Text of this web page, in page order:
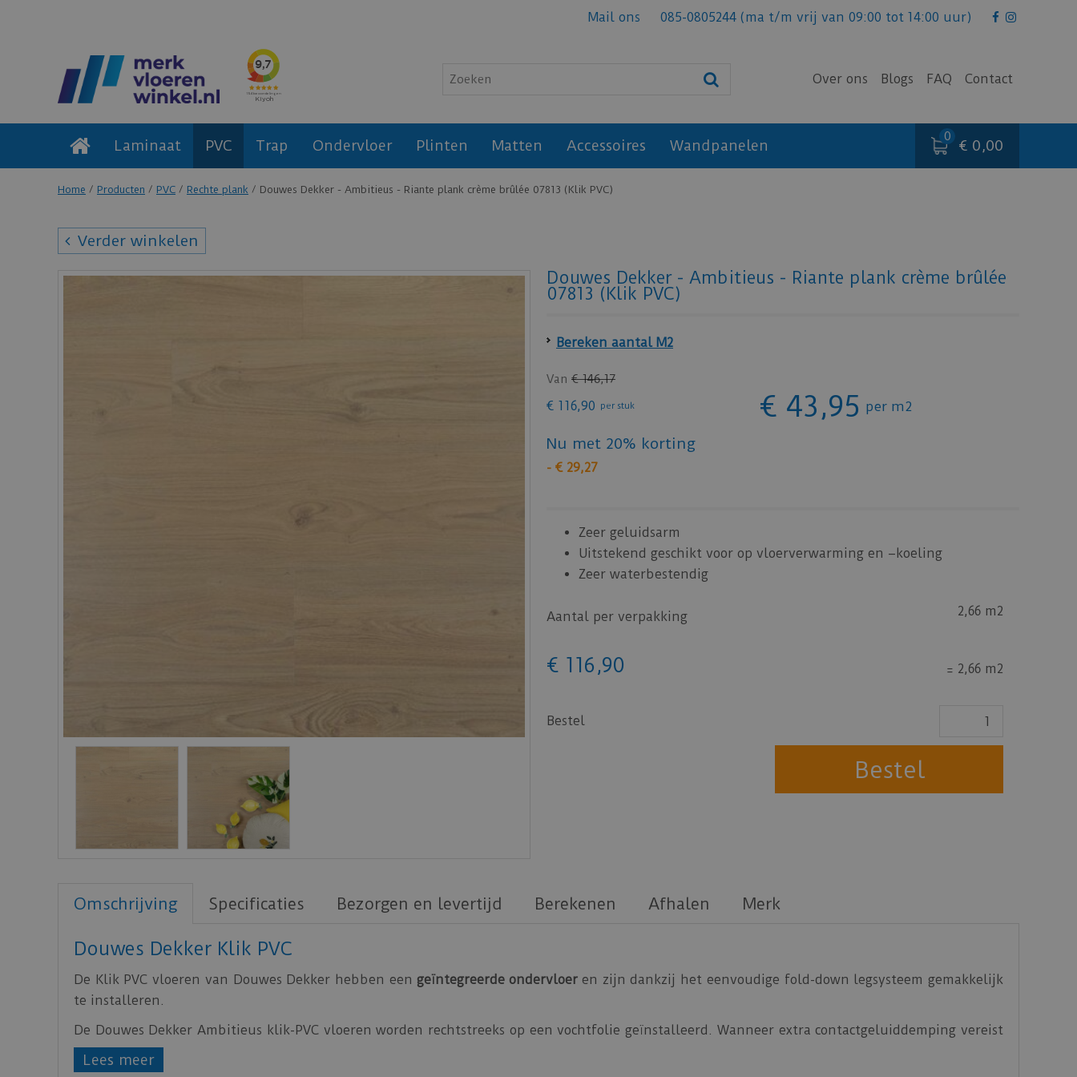
Home Producten PVC Rechte plank Douwes Dekker - Ambitieus - Riante plank crème brûlée 07813 (Klik PVC)
Mail ons 085-0805244 (ma t/m vrij van 09:00 tot 14:00 uur)
Over ons Blogs FAQ Contact
Laminaat PVC Trap Ondervloer Plinten Matten Accessoires Wandpanelen € 0,00
Verder winkelen
Douwes Dekker - Ambitieus - Riante plank crème brûlée
07813 (Klik PVC)
Bereken aantal M2
Van € 146,17
€ 116,90 per stuk € 43,95 per m2
Nu met 20% korting
- € 29,27
Zeer geluidsarm
Uitstekend geschikt voor op vloerverwarming en –koeling
Zeer waterbestendig
Aantal per verpakking 2,66 m2
€ 116 ,90 = 2,66 m2
Bestel
Omschrijving Specificaties Bezorgen en levertijd Berekenen Afhalen Merk
Douwes Dekker Klik PVC
De Klik PVC vloeren van Douwes Dekker hebben een geïntegreerde ondervloer en zijn dankzij het eenvoudige fold-down legsysteem gemakkelijk
te installeren.
De Douwes Dekker Ambitieus klik-PVC vloeren worden rechtstreeks op een vochtfolie geïnstalleerd. Wanneer extra contactgeluiddemping vereist
is (10 dB-eis) kunnen de vloeren geïnstalleerd worden op de PPC LVT click ondervloer 10 dB - 1 mm - 500 kPa (86150) of de Marathon Super
ondervloer (86575).
Lees meer